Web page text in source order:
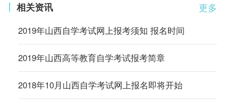
更多
相关资讯
2019年山西自学考试网上报考须知 报名时间
2019年山西高等教育自学考试报考简章
2018年10月山西自学考试网上报名即将开始